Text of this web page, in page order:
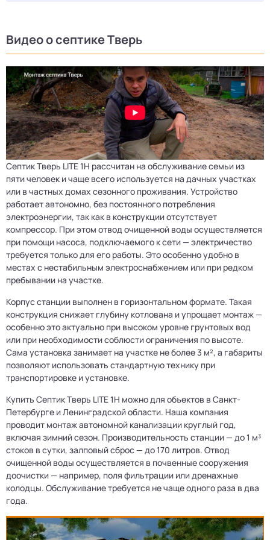
Видео о септике Тверь
Септик Тверь LITE 1H рассчитан на обслуживание семьи из
пяти человек и чаще всего используется на дачных участках
или в частных домах сезонного проживания. Устройство
работает автономно, без постоянного потребления
электроэнергии, так как в конструкции отсутствует
компрессор. При этом отвод очищенной воды осуществляется
при помощи насоса, подключаемого к сети — электричество
требуется только для его работы. Это особенно удобно в
местах с нестабильным электроснабжением или при редком
пребывании на участке.
Корпус станции выполнен в горизонтальном формате. Такая
конструкция снижает глубину котлована и упрощает монтаж —
особенно это актуально при высоком уровне грунтовых вод
или при необходимости соблюсти ограничения по высоте.
Сама установка занимает на участке не более 3 м², а габариты
позволяют использовать стандартную технику при
транспортировке и установке.
Купить Септик Тверь LITE 1H можно для объектов в Санкт-
Петербурге и Ленинградской области. Наша компания
проводит монтаж автономной канализации круглый год,
включая зимний сезон. Производительность станции — до 1 м³
стоков в сутки, залповый сброс — до 170 литров. Отвод
очищенной воды осуществляется в почвенные сооружения
доочистки — например, поля фильтрации или дренажные
колодцы. Обслуживание требуется не чаще одного раза в два
года.